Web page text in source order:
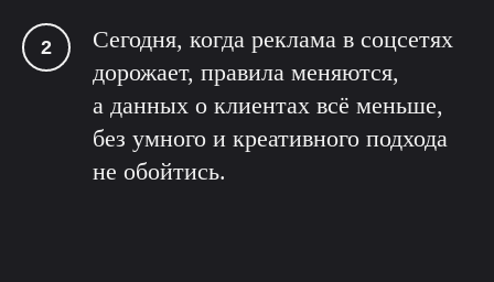
Сегодня, когда реклама в соцсетях
дорожает, правила меняются,
а данных о клиентах всё меньше,
без умного и креативного подхода
не обойтись.